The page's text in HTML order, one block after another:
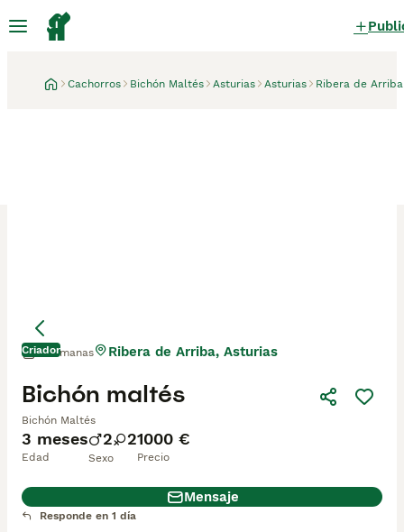
Cachorros Bichón Maltés Asturias Asturias Ribera de Arriba
Criador
3 meses
Edad
2 2
Sexo
1000 €
Precio
Bichón maltés
Bichón Maltés
2 semanas Ribera de Arriba, Asturias
Mensaje
Responde en 1 día